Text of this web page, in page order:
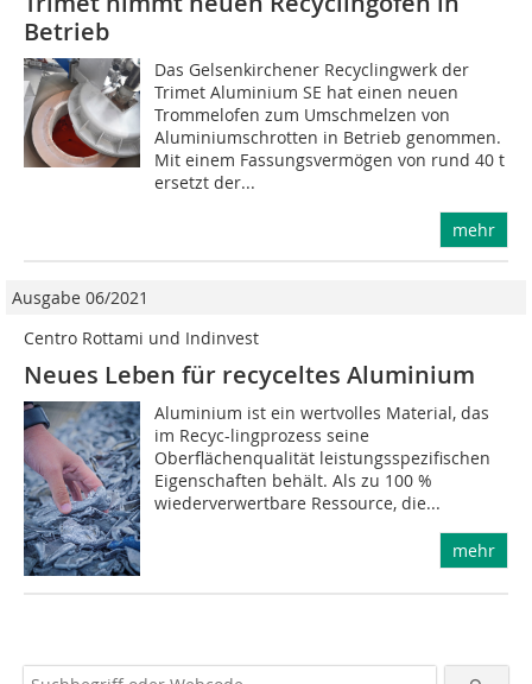
Betrieb
Das Gelsenkirchener Recyclingwerk der
Trimet Aluminium SE hat einen neuen
Trommelofen zum Umschmelzen von
Aluminiumschrotten in Betrieb genommen.
Mit einem Fassungsvermögen von rund 40 t
ersetzt der...
mehr
Ausgabe 06/2021
Centro Rottami und Indinvest
Neues Leben für recyceltes Aluminium
Aluminium ist ein wertvolles Material, das
im Recyc-lingprozess seine
Oberflächenqualität leistungsspezifischen
Eigenschaften behält. Als zu 100 %
wiederverwertbare Ressource, die...
mehr